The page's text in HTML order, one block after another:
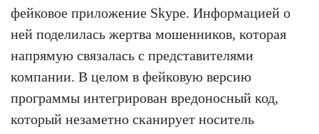
фейковое приложение Skype. Информацией о
ней поделилась жертва мошенников, которая
напрямую связалась с представителями
компании. В целом в фейковую версию
программы интегрирован вредоносный код,
который незаметно сканирует носитель